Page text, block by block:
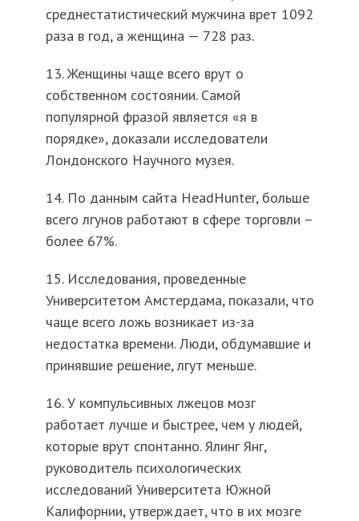
среднестатистический мужчина врет 1092
раза в год, а женщина — 728 раз.
13. Женщины чаще всего врут о
собственном состоянии. Самой
популярной фразой является «я в
порядке», доказали исследователи
Лондонского Научного музея.
14. По данным сайта HeadHunter, больше
всего лгунов работают в сфере торговли –
более 67%.
15. Исследования, проведенные
Университетом Амстердама, показали, что
чаще всего ложь возникает из-за
недостатка времени. Люди, обдумавшие и
принявшие решение, лгут меньше.
16. У компульсивных лжецов мозг
работает лучше и быстрее, чем у людей,
которые врут спонтанно. Ялинг Янг,
руководитель психологических
исследований Университета Южной
Калифорнии, утверждает, что в их мозге